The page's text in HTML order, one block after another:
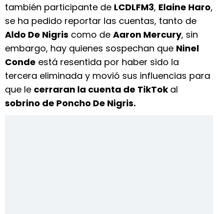
también participante de LCDLFM3, Elaine Haro,
se ha pedido reportar las cuentas, tanto de
Aldo De Nigris como de Aaron Mercury, sin
embargo, hay quienes sospechan que Ninel
Conde está resentida por haber sido la
tercera eliminada y movió sus influencias para
que le cerraran la cuenta de TikTok al
sobrino de Poncho De Nigris.